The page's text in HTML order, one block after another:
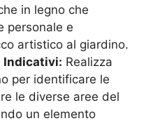
in legno che
personale e
artistico al giardino.
Indicativi: Realizza
per identificare le
le diverse aree del
un elemento